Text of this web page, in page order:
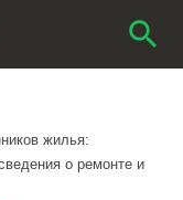
search
жилья:
о ремонте и